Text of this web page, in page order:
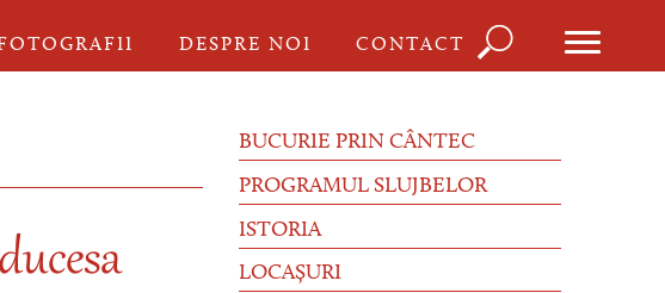
DESPRE NOI CONTACT
căutare
BUCURIE PRIN CÂNTEC
PROGRAMUL SLUJBELOR
ISTORIA
LOCAȘURI